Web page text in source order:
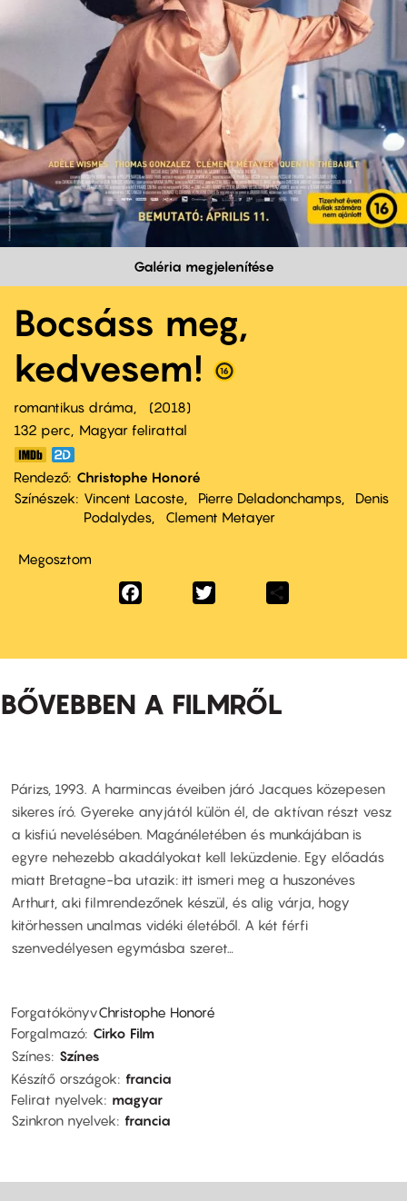
Galéria megjelenítése
Bocsáss meg,
kedvesem!
romantikus dráma
2018
132 perc,
Magyar felirattal
Rendező Christophe Honoré
Színészek
Vincent Lacoste Pierre Deladonchamps
Denis
Podalydes
Clement Metayer
Megosztom
Facebook
BŐVEBBEN A FILMRŐL
Párizs, 1993. A harmincas éveiben járó Jacques közepesen
sikeres író. Gyereke anyjától külön él, de aktívan részt vesz
a kisfiú nevelésében. Magánéletében és munkájában is
egyre nehezebb akadályokat kell leküzdenie. Egy előadás
miatt Bretagne-ba utazik: itt ismeri meg a huszonéves
Arthurt, aki filmrendezőnek készül, és alig várja, hogy
kitörhessen unalmas vidéki életéből. A két férfi
szenvedélyesen egymásba szeret…
ForgatókönyvChristophe Honoré
Forgalmazó Cirko Film
Színes Színes
Készítő országok francia
Felirat nyelvek
magyar
Szinkron nyelvek francia